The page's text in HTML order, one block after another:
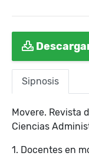
Sipnosis
Movere. Revista
Ciencias
1. Docentes en